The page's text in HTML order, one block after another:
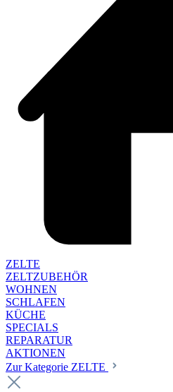
ZELTE
ZELTZUBEHÖR
WOHNEN
SCHLAFEN
KÜCHE
SPECIALS
REPARATUR
AKTIONEN
Zur Kategorie ZELTE